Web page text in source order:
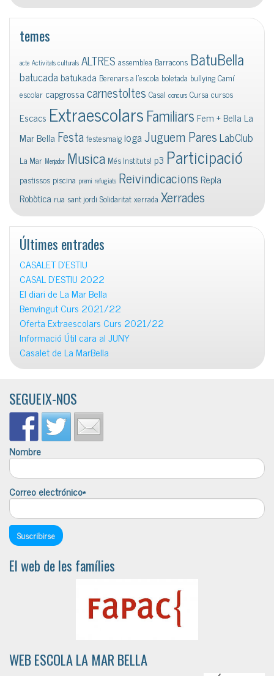
temes
acte Activitats culturals ALTRES assemblea Barracons BatuBella
batucadabatukada Berenars a l'escola boletada bullyingCamí
escolar capgrossacarnestoltes Casal concurs Cursa cursos
Escacs ExtraescolarsFamiliars Fem + Bella La
Mar Bella FestafestesmaigiogaJuguem ParesLabClub
La Mar Menjador Musica Més Instituts! p3 Participació
pastissos piscina premi refugiats Reivindicacions Repla
Robòtica rua sant jordi Solidaritatxerrada Xerrades
Últimes entrades
CASALET D’ESTIU
CASAL D’ESTIU 2022
El diari de La Mar Bella
Benvingut Curs 2021/22
Oferta Extraescolars Curs 2021/22
Informació Útil cara al JUNY
Casalet de La MarBella
SEGUEIX-NOS
Nombre
Correo electrónico*
El web de les famílies
WEB ESCOLA LA MAR BELLA